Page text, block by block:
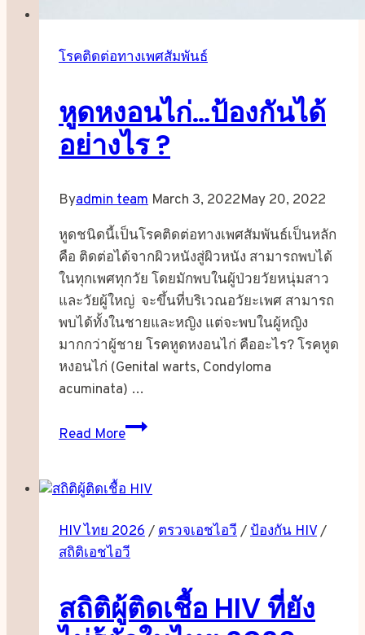
โรคติดต่อทางเพศสัมพันธ์
หูดหงอนไก่…ป้องกันได้
อย่างไร ?
Byadmin team March 3, 2022May 20, 2022
หูดชนิดนี้เป็นโรคติดต่อทางเพศสัมพันธ์เป็นหลัก
คือ ติดต่อได้จากผิวหนังสู่ผิวหนัง สามารถพบได้
ในทุกเพศทุกวัย โดยมักพบในผู้ป่วยวัยหนุ่มสาว
และวัยผู้ใหญ่ จะขึ้นที่บริเวณอวัยะเพศ สามารถ
พบได้ทั้งในชายและหญิง แต่จะพบในผู้หญิง
มากกว่าผู้ชาย โรคหูดหงอนไก่ คืออะไร? โรคหูด
หงอนไก่ (Genital warts, Condyloma
acuminata) …
Read More
หูด
ป้องกัน
อย่างไร
?
HIV ไทย 2026/ตรวจเอชไอวี/ป้องกัน HIV/
สถิติเอชไอวี
สถิติผู้ติดเชื้อ HIV ที่ยัง